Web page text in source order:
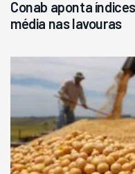
Conab aponta
média nas lavouras